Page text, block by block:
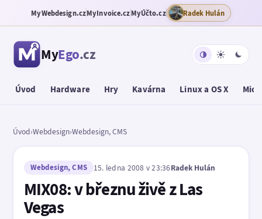
MyWebdesign.czMyInvoice.czMyÚčto.cz Radek Hulán
MyEgo.cz
Úvod Hardware Hry Kavárna Linux a OS X
Úvod›Webdesign›Webdesign, CMS
Webdesign, CMS 15. ledna 2008 v 23:36Radek Hulán
MIX08: v březnu živě z Las
Vegas